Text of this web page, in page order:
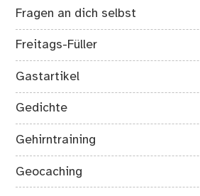
Fragen an dich selbst
Freitags-Füller
Gastartikel
Gedichte
Gehirntraining
Geocaching